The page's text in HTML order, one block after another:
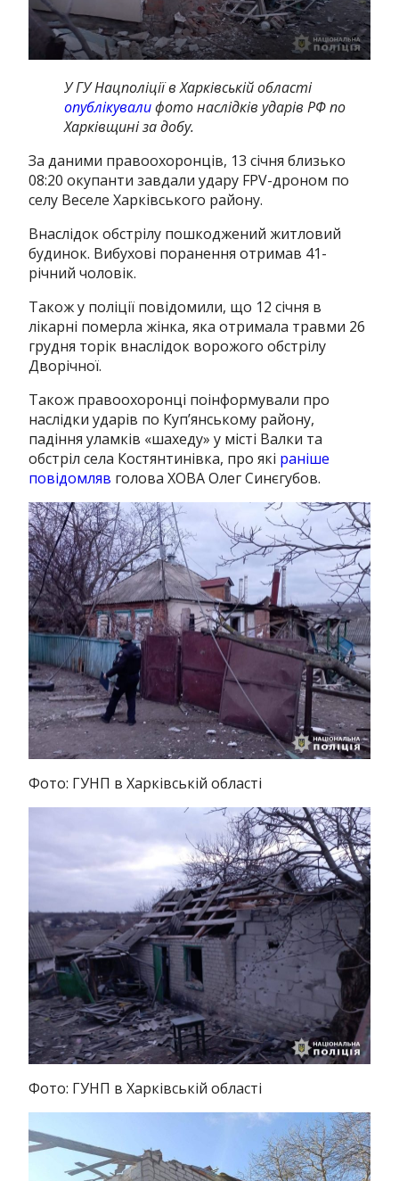
У ГУ Нацполіції в Харківській області
опублікувалифото наслідків ударів РФ по
Харківщині за добу.
За даними правоохоронців, 13 січня близько
08:20 окупанти завдали удару FPV-дроном по
селу Веселе Харківського району.
Внаслідок обстрілу пошкоджений житловий
будинок. Вибухові поранення отримав 41-
річний чоловік.
Також у поліції повідомили, що 12 січня в
лікарні померла жінка, яка отримала травми 26
грудня торік внаслідок ворожого обстрілу
Дворічної.
Також правоохоронці поінформували про
наслідки ударів по Куп’янському району,
падіння уламків «шахеду» у місті Валки та
обстріл села Костянтинівка, про які раніше
повідомляв голова ХОВА Олег Синєгубов.
Фото: ГУНП в Харківській області
Фото: ГУНП в Харківській області